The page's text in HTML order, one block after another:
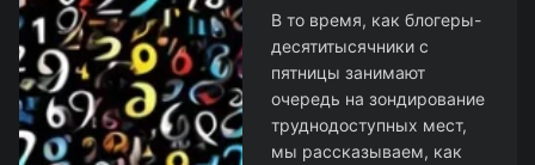
В то время, как блогеры-
десятитысячники с
пятницы занимают
очередь на зондирование
труднодоступных мест,
мы рассказываем, как